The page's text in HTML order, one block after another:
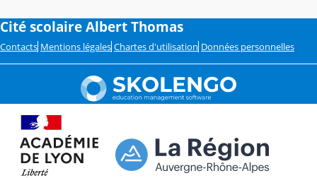
Cité scolaire Albert Thomas
Contacts Mentions légales Chartes d'utilisation Données personnelles